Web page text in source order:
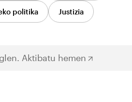
politika Justizia
Aktibatu hemen